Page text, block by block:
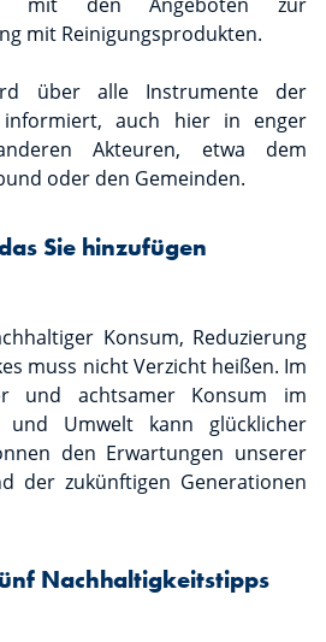
mit Reinigungsprodukten.
über alle Instrumente der
informiert, auch hier in enger
Akteuren, etwa dem
oder den Gemeinden.
Sie hinzufügen
Konsum, Reduzierung
muss nicht Verzicht heißen. Im
und achtsamer Konsum im
Umwelt kann glücklicher
den Erwartungen unserer
der zukünftigen Generationen
Nachhaltigkeitstipps